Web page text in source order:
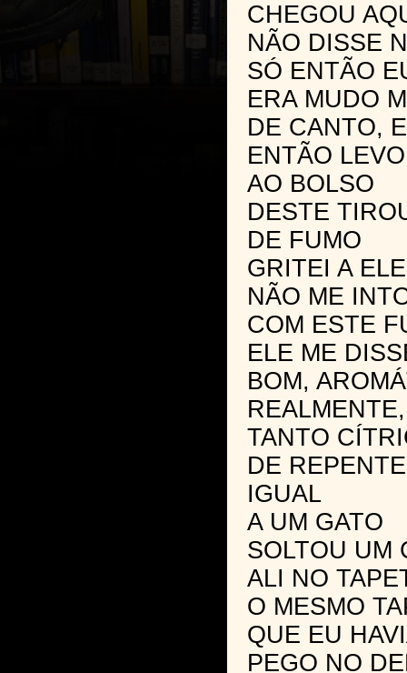
CHEGOU
NÃO DISSE
SÓ ENTÃO
ERA MUDO
DE CANTO,
ENTÃO
AO BOLSO
DESTE
DE FUMO
GRITEI A ELE
NÃO ME
COM ESTE
ELE ME
BOM,
TANTO
DE
IGUAL
A UM GATO
SOLTOU UM
ALI NO
O MESMO
QUE EU
PEGO NO